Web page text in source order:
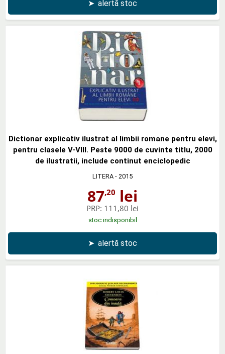
➤ alertă stoc
Dictionar explicativ ilustrat al limbii romane pentru elevi,
pentru clasele V-VIII. Peste 9000 de cuvinte titlu, 2000
de ilustratii, include continut enciclopedic
LITERA - 2015
87,20 lei
PRP: 111,80 lei
stoc indisponibil
➤ alertă stoc